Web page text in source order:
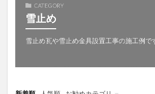
CATEGORY
雪止め
雪止め瓦や雪止め金具設置工事の施工例で